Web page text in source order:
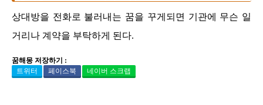
상대방을 전화로 불러내는 꿈을 꾸게되면 기관에 무슨 일
거리나 계약을 부탁하게 된다.
꿈해몽 저장하기 :
트위터
페이스북 네이버 스크랩